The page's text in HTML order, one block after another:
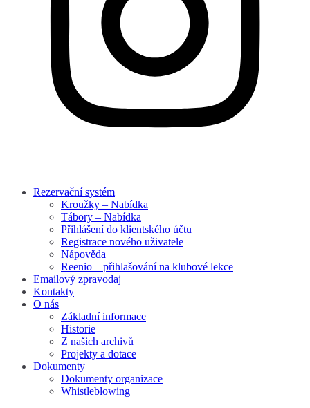
Rezervační systém
Kroužky – Nabídka
Tábory – Nabídka
Přihlášení do klientského účtu
Registrace nového uživatele
Nápověda
Reenio – přihlašování na klubové lekce
Emailový zpravodaj
Kontakty
O nás
Základní informace
Historie
Z našich archivů
Projekty a dotace
Dokumenty
Dokumenty organizace
Whistleblowing